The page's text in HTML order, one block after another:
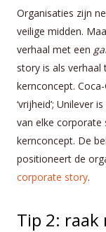
Organisaties zijn
veilige midden.
verhaal met een
story is als
kernconcept. Coca-
‘vrijheid’; Unilever
van elke corporate
kernconcept. De
positioneert de
corporate story.
Tip 2: raak